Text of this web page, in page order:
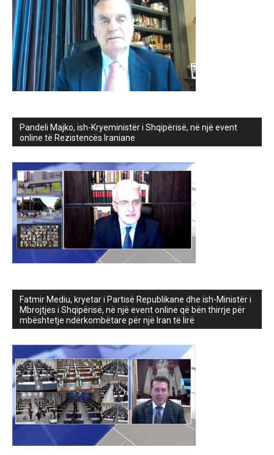
Pandeli Majko, ish-Kryeministër i Shqipërisë, në një event
online të Rezistencës Iraniane
Fatmir Mediu, kryetar i Partisë Republikane dhe ish-Ministër i
Mbrojtjes i Shqipërisë, në një event online që bën thirrje për
mbështetje ndërkombëtare për një Iran të lirë